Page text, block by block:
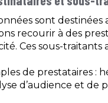
sont
recourir à des
Ces sous-
de prestataires :
d’audience et de